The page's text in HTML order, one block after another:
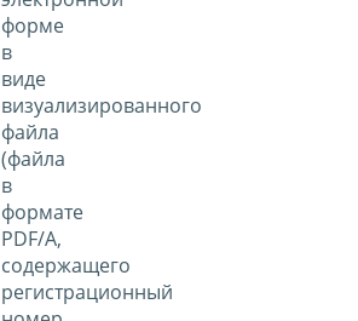
форме
в
виде
визуализированного
файла
(файла
в
формате
PDF/A,
содержащего
регистрационный